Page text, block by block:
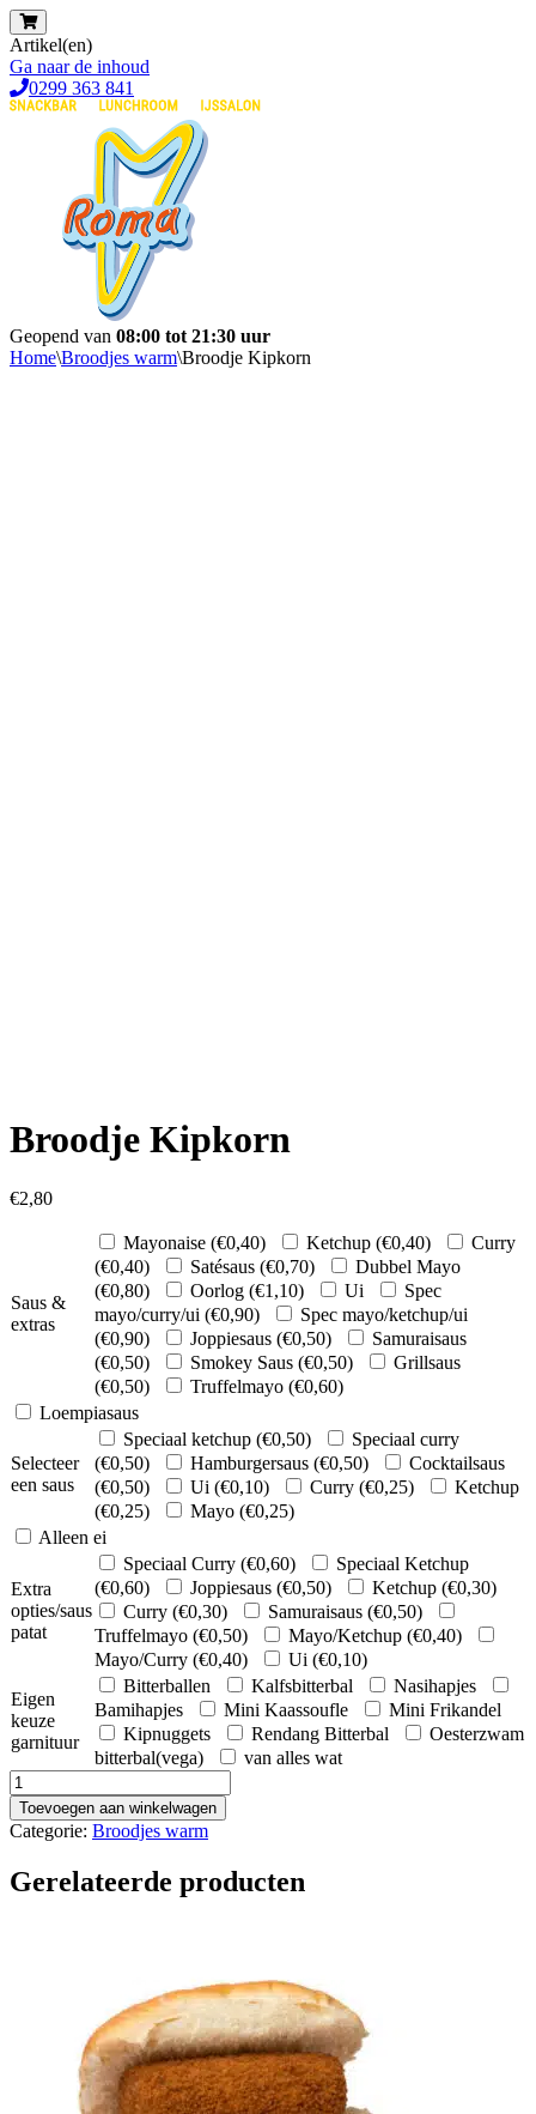
Artikel(en)
Ga naar de inhoud
0299 363 841
Geopend van 08:00 tot 21:30 uur
Home\Broodjes warm\Broodje Kipkorn
Broodje Kipkorn
€2,80
Saus &
extras
Mayonaise (€0,40) Ketchup (€0,40)
Curry
(€0,40) Satésaus (€0,70)
Dubbel Mayo
(€0,80) Oorlog (€1,10) Ui
Spec
mayo/curry/ui (€0,90)
Spec mayo/ketchup/ui
(€0,90) Joppiesaus (€0,50)
Samuraisaus
(€0,50) Smokey Saus (€0,50)
Grillsaus
(€0,50) Truffelmayo (€0,60)
Loempiasaus
Selecteer
een saus
Speciaal ketchup (€0,50)
Speciaal curry
(€0,50) Hamburgersaus (€0,50)
Cocktailsaus
(€0,50) Ui (€0,10) Curry (€0,25)
Ketchup
(€0,25) Mayo (€0,25)
Alleen ei
Extra
opties/saus
patat
Speciaal Curry (€0,60)
Speciaal Ketchup
(€0,60) Joppiesaus (€0,50) Ketchup (€0,30)
Curry (€0,30) Samuraisaus (€0,50)
Truffelmayo (€0,50) Mayo/Ketchup (€0,40)
Mayo/Curry (€0,40) Ui (€0,10)
Eigen
keuze
garnituur
Bitterballen Kalfsbitterbal
Nasihapjes
Bamihapjes
Mini Kaassoufle
Mini Frikandel
Kipnuggets
Rendang Bitterbal
Oesterzwam
bitterbal(vega)
van alles wat
Broodje
Kipkorn
aantal
Toevoegen aan winkelwagen
Categorie: Broodjes warm
Gerelateerde producten